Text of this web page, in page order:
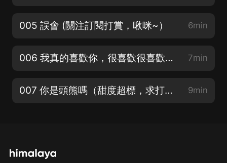
005 誤會 (關注訂閱打賞，啾咪~） 6min
006 我真的喜歡你，很喜歡很喜歡你 (關注訂閱打賞，啾咪~） 7min
007 你是頭熊嗎（甜度超標，求打賞~） 9min